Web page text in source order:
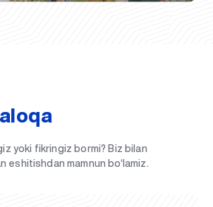
aloqa
yoki fikringiz bormi? Biz bilan
eshitishdan mamnun bo‘lamiz.